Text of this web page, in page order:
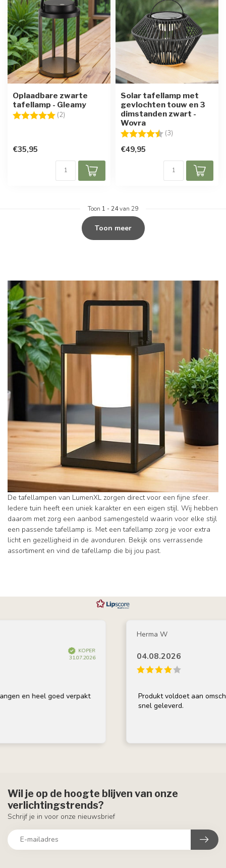
Oplaadbare zwarte
tafellamp - Gleamy
Beoordeling: (2)
€35,95
Solar tafellamp met
gevlochten touw en 3
dimstanden zwart -
Wovra
Beoordeling: (3)
€49,95
Toon 1 - 24van 29
Toon meer
De tafellampen van LumenXL zorgen direct voor een fijne sfeer.
Iedere tuin heeft een uniek karakter en een eigen stijl. Wij hebben
daarom met zorg een aanbod samengesteld waarin voor elke stijl
een passende tafellamp is. Met een tafellamp zorg je voor extra
licht en gezelligheid in de avonduren. Bekijk ons verrassende
assortiment en vind de tafellamp die bij jou past.
goed verpakt
04.08.2026
Produkt voldoet aan omschrijving,
snel geleverd.
Wil je op de hoogte blijven van onze
verlichtingstrends?
Schrijf je in voor onze nieuwsbrief